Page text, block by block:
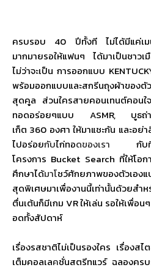
ครบรอบ 40 ปีทั้งที ไม่ได้มีแค่เ
มากมายรอให้แฟนๆ ได้มาเป็นชาวเ
ไม่ว่าจะเป็น การออกแบบ
พร้อมออกแบบและสกรีนถุงผ้าของตั
สุดคูล ส่วนใครสายคอนเทนต์คอนใ
ทอดอร่อยๆแบบ ASMR, บูธ
เก็ต 360องศา ให้มาแชะกัน และอย่า
ไปอร่อยกับไก่ทอดของเรา กับทีม
โครงการ Bucket Search ที่ให้โอ
ศึกษาได้มาโชว์ศักยภาพของตัวเอง
สุดพิเศษมาเพื่องานนี้เท่านั้นด้วยสำห
ตื่นเต้นก็มีเกม VRให้เล่น รอให้เพื่อ
อดทั้งสัปดาห์
เรื่องรสชาติไม่เป็นรองใคร เรื่องส
เต็มคอลเลคชั่นสตรีทแวร์ ฉลองคร